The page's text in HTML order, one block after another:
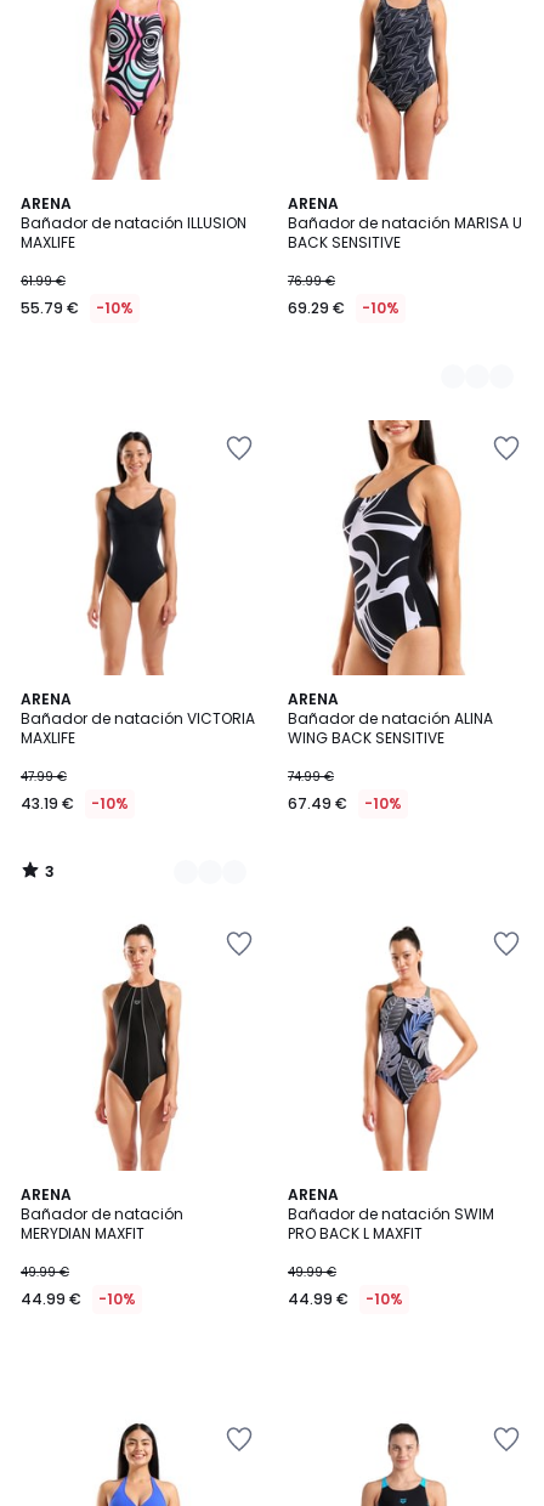
ARENA
Bañador de natación ILLUSION
MAXLIFE
61.99 €
55.79 € -10%
ARENA
Bañador de natación MARISA U
BACK SENSITIVE
76.99 €
69.29 € -10%
2
Colores
ARENA
Bañador de natación VICTORIA
MAXLIFE
47.99 €
43.19 € -10%
3
/
5
2
Colores
3
/
ARENA
Bañador de natación ALINA
WING BACK SENSITIVE
74.99 €
67.49 € -10%
ARENA
Bañador de natación
MERYDIAN MAXFIT
49.99 €
44.99 € -10%
ARENA
Bañador de natación SWIM
PRO BACK L MAXFIT
49.99 €
44.99 € -10%